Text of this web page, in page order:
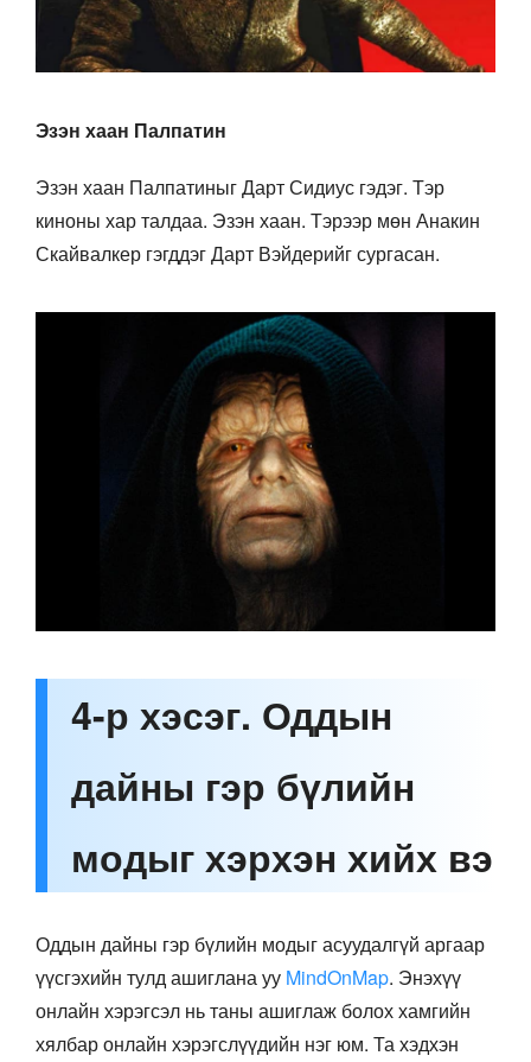
Эзэн хаан Палпатин
Эзэн хаан Палпатиныг Дарт Сидиус гэдэг. Тэр
киноны хар талдаа. Эзэн хаан. Тэрээр мөн Анакин
Скайвалкер гэгддэг Дарт Вэйдерийг сургасан.
4-р хэсэг. Оддын
дайны гэр бүлийн
модыг хэрхэн хийх вэ
Оддын дайны гэр бүлийн модыг асуудалгүй аргаар
үүсгэхийн тулд ашиглана уу MindOnMap. Энэхүү
онлайн хэрэгсэл нь таны ашиглаж болох хамгийн
хялбар онлайн хэрэгслүүдийн нэг юм. Та хэдхэн